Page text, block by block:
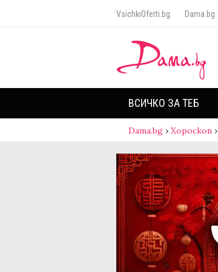
VsichkiOferti.bg Dama.bg
ВСИЧКО ЗА ТЕБ
Dama.bg › Хороскоп ›